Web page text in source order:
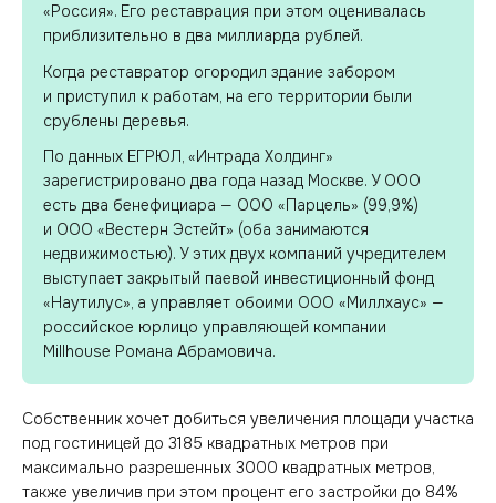
«Россия». Его реставрация при этом оценивалась
приблизительно в два миллиарда рублей.
Когда реставратор огородил здание забором
и приступил к работам, на его территории были
срублены деревья.
По данных ЕГРЮЛ, «Интрада Холдинг»
зарегистрировано два года назад Москве. У ООО
есть два бенефициара — ООО «Парцель» (99,9%)
и ООО «Вестерн Эстейт» (оба занимаются
недвижимостью). У этих двух компаний учредителем
выступает закрытый паевой инвестиционный фонд
«Наутилус», а управляет обоими ООО «Миллхаус» —
российское юрлицо управляющей компании
Millhouse Романа Абрамовича.
Собственник хочет добиться увеличения площади участка
под гостиницей до 3185 квадратных метров при
максимально разрешенных 3000 квадратных метров,
также увеличив при этом процент его застройки до 84%